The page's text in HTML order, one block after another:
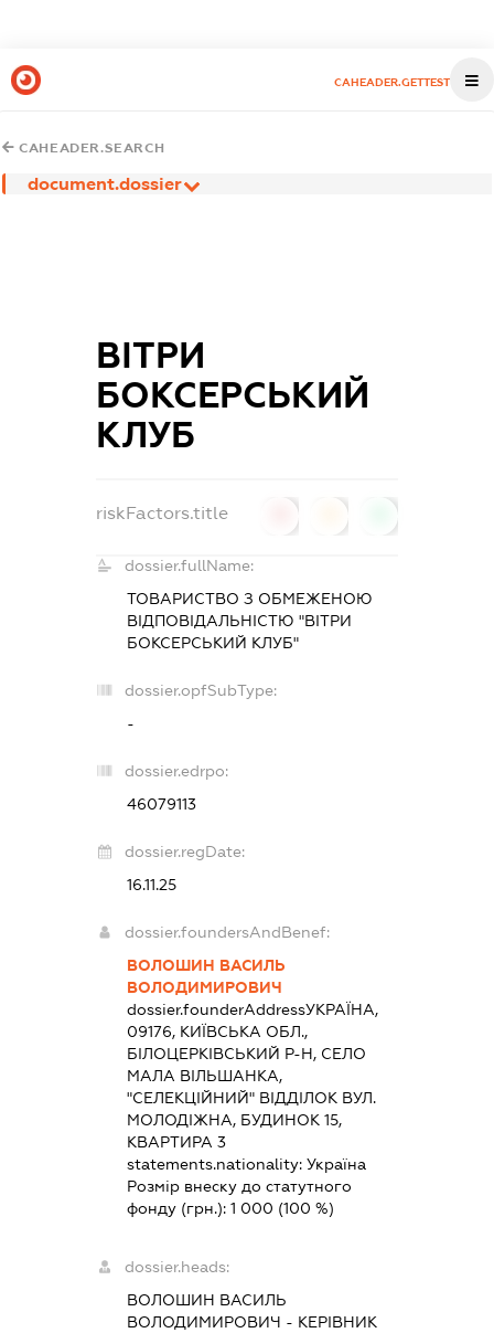
CAHEADER.GETTEST
CAHEADER.SEARCH
document.dossier
ВІТРИ
БОКСЕРСЬКИЙ
КЛУБ
riskFactors.title
dossier.fullName:
ТОВАРИСТВО З ОБМЕЖЕНОЮ
ВІДПОВІДАЛЬНІСТЮ "ВІТРИ
БОКСЕРСЬКИЙ КЛУБ"
dossier.opfSubType:
-
dossier.edrpo:
46079113
dossier.regDate:
16.11.25
dossier.foundersAndBenef:
ВОЛОШИН ВАСИЛЬ
ВОЛОДИМИРОВИЧ
dossier.founderAddressУКРАЇНА,
09176, КИЇВСЬКА ОБЛ.,
БІЛОЦЕРКІВСЬКИЙ Р-Н, СЕЛО
МАЛА ВІЛЬШАНКА,
"СЕЛЕКЦІЙНИЙ" ВІДДІЛОК ВУЛ.
МОЛОДІЖНА, БУДИНОК 15,
КВАРТИРА 3
statements.nationality: Україна
Розмір внеску до статутного
фонду (грн.): 1 000 (100 %)
dossier.heads:
ВОЛОШИН ВАСИЛЬ
ВОЛОДИМИРОВИЧ - КЕРІВНИК